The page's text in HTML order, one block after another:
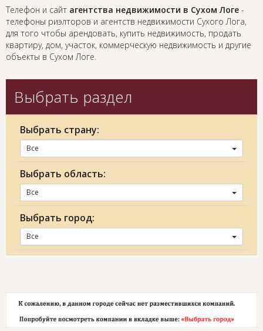
Телефон и сайт агентства недвижимости в Сухом Логе -
телефоны риэлторов и агентств недвижимости Сухого Лога,
для того чтобы арендовать, купить недвижимость, продать
квартиру, дом, участок, коммерческую недвижимость и другие
объекты в Сухом Логе.
Выбрать раздел
Выбрать страну:
Все
Выбрать область:
Все
Выбрать город:
Все